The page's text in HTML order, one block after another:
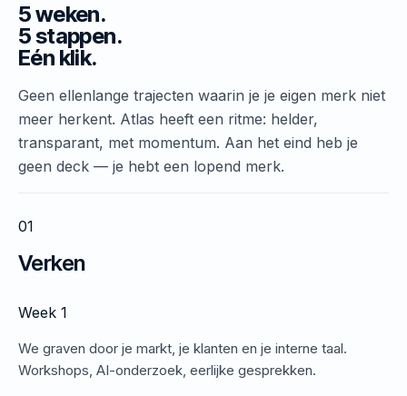
5 weken.
5 stappen.
Eén klik.
Geen ellenlange trajecten waarin je je eigen merk niet
meer herkent. Atlas heeft een ritme: helder,
transparant, met momentum. Aan het eind heb je
geen deck — je hebt een lopend merk.
01
Verken
Week 1
We graven door je markt, je klanten en je interne taal.
Workshops, AI-onderzoek, eerlijke gesprekken.